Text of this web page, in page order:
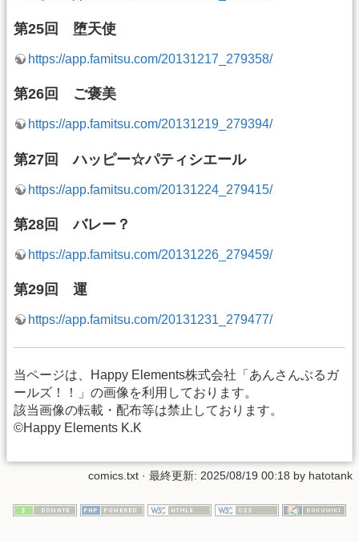
第25回 堕天使
https://app.famitsu.com/20131217_279358/
第26回 ご褒美
https://app.famitsu.com/20131219_279394/
第27回 ハッピー☆パティシエール
https://app.famitsu.com/20131224_279415/
第28回 バレー？
https://app.famitsu.com/20131226_279459/
第29回 運
https://app.famitsu.com/20131231_279477/
当ページは、Happy Elements株式会社「あんさんぶるガ
ールズ！！」の画像を利用しております。
該当画像の転載・配布等は禁止しております。
©Happy Elements K.K
comics.txt · 最終更新: 2025/08/19 00:18 by hatotank